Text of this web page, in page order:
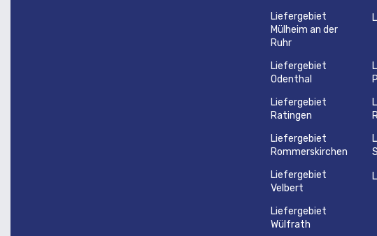
Liefergebiet
Mülheim an der
Ruhr
Liefergebiet
Odenthal
Liefergebiet
Ratingen
Liefergebiet
Rommerskirchen
Liefergebiet
Velbert
Liefergebiet
Wülfrath